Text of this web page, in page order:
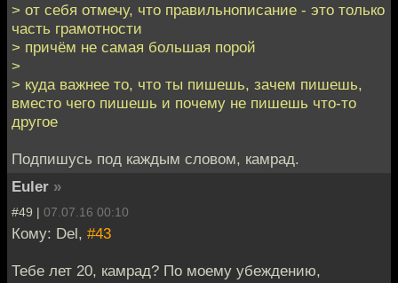
> от себя отмечу, что правильнописание - это только
часть грамотности
> причём не самая большая порой
>
> куда важнее то, что ты пишешь, зачем пишешь,
вместо чего пишешь и почему не пишешь что-то
другое
Подпишусь под каждым словом, камрад.
Euler »
#49 | 07.07.16 00:10
Кому: Del, #43
Тебе лет 20, камрад? По моему убеждению,